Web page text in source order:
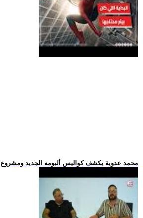
.. محمد عدوية يكشف كواليس ألبومه الجديد